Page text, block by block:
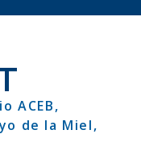
ACEB,
de la Miel,